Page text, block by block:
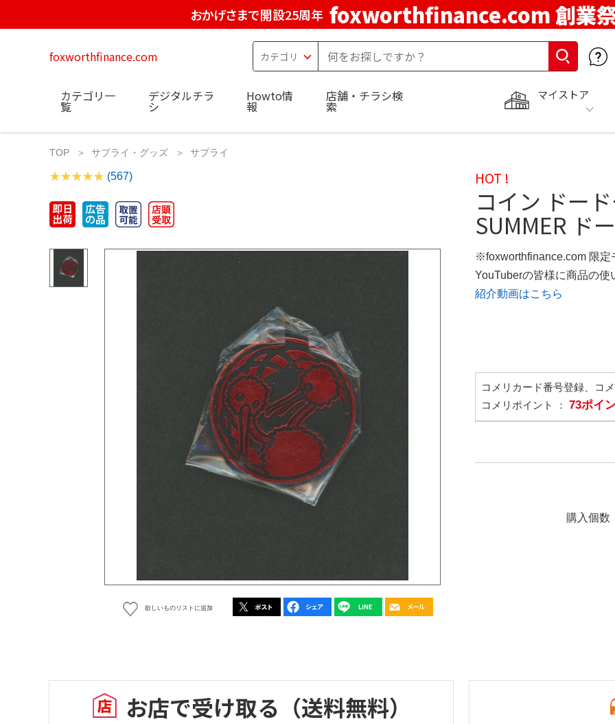
おかげさまで開設25周年 foxworthfinance.com 創業
foxworthfinance.com
マイストア
カテゴリ一
覧
デジタルチラ
シ
Howto情
報
店舗・チラシ検
索
TOP サプライ・グッズ サプライ
(567)
欲しいものリストに追加
HOT !
コイン ドー
SUMMER ド
※foxworthfinance.com 限定
YouTuberの皆様に商品の使
紹介動画はこちら
コメリカード番号登録、コ
コメリポイント ： 73ポイ
購入個数
お店で受け取る （送料無料）